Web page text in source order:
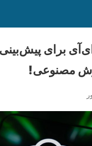
برای
مصنوعی!